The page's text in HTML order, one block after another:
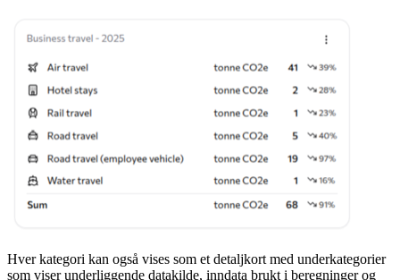
Hver kategori kan også vises som et detaljkort med underkategorier
som viser underliggende datakilde, inndata brukt i beregninger og